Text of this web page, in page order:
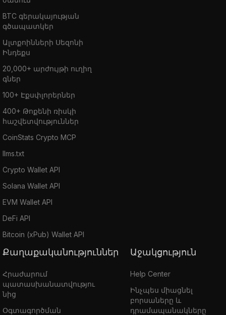
BTC գերակայության
գծապատկեր
Ալտքոինների Սեզոնի
Ինդեքս
20,000+ արժույթի ուղիղ
գներ
100+ Էքսփլորերներ
400+ Թոքենի ռիսկի
հաշվետվություններ
CoinStats Crypto MCP
llms.txt
Crypto Wallet API
Solana Wallet API
EVM Wallet API
DeFi API
Bitcoin (xPub) Wallet API
Քաղաքականություններ
Հրաժարում
պատասխանատվությու
նից
Օգտագործման
Աջակցություն
Help Center
Ինչպես միացնել
բորսաները և
դրամապանակները